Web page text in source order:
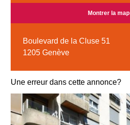
Montrer la map
Boulevard de la Cluse 51
1205 Genève
Une erreur dans cette annonce?